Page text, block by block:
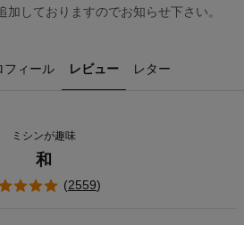
加しておりますのでお知らせ下さい。
フィール レビュー レター
ミシンが趣味
和
(2559)